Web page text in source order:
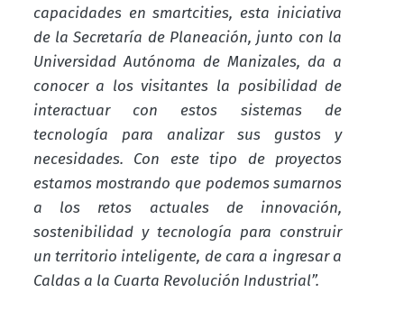
capacidades en smartcities, esta iniciativa
de la Secretaría de Planeación, junto con la
Universidad Autónoma de Manizales, da a
conocer a los visitantes la posibilidad de
interactuar con estos sistemas de
tecnología para analizar sus gustos y
necesidades. Con este tipo de proyectos
estamos mostrando que podemos sumarnos
a los retos actuales de innovación,
sostenibilidad y tecnología para construir
un territorio inteligente, de cara a ingresar a
Caldas a la Cuarta Revolución Industrial”.